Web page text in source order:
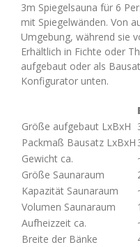
3m Spiegelsauna für 6
mit Spiegelwänden. Von
Umgebung, während sie
Erhältlich in Fichte oder
aufgebaut oder als
Konfigurator unten.
Größe aufgebaut LxBxH
Packmaß Bausatz LxBxH
Gewicht ca.
Größe Saunaraum
Kapazität Saunaraum
Volumen Saunaraum
Aufheizzeit ca.
Breite der Bänke